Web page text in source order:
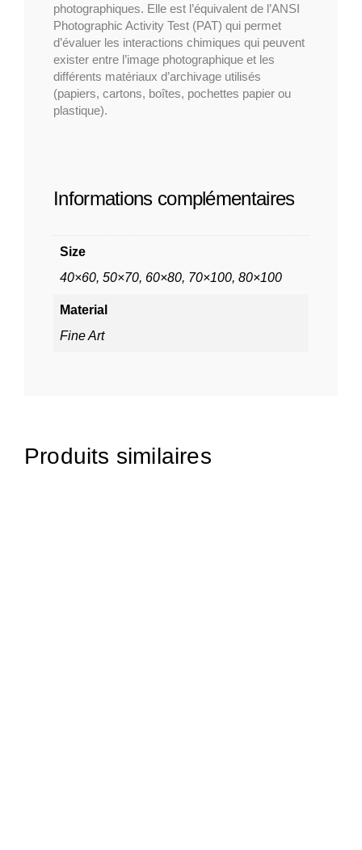
photographiques. Elle est l’équivalent de l’ANSI
Photographic Activity Test (PAT) qui permet
d’évaluer les interactions chimiques qui peuvent
exister entre l’image photographique et les
différents matériaux d’archivage utilisés
(papiers, cartons, boîtes, pochettes papier ou
plastique).
Informations complémentaires
Size
40×60, 50×70, 60×80, 70×100, 80×100
Material
Fine Art
Produits similaires